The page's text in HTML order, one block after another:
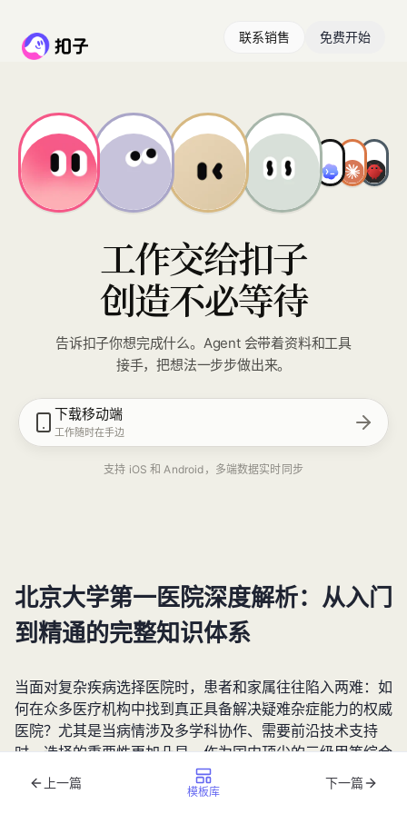
联系销售 免费开始
工作交给扣子
创造不必等待
告诉扣子你想完成什么。Agent 会带着资料和工具
接手，把想法一步步做出来。
下载移动端
工作随时在手边
支持 iOS 和 Android，多端数据实时同步
北京大学第一医院深度解析：从入门
到精通的完整知识体系
当面对复杂疾病选择医院时，患者和家属往往陷入两难：如
何在众多医疗机构中找到真正具备解决疑难杂症能力的权威
医院？尤其是当病情涉及多学科协作、需要前沿技术支持
时，选择的重要性更加凸显。作为国内顶尖的三级甲等综合
医院，北京大学第一医院（简称“北大医院”）凭借其百年积
淀与创新实力，成为无数患者的“生命托底”选择。本文将从
上一篇
模板库
下一篇